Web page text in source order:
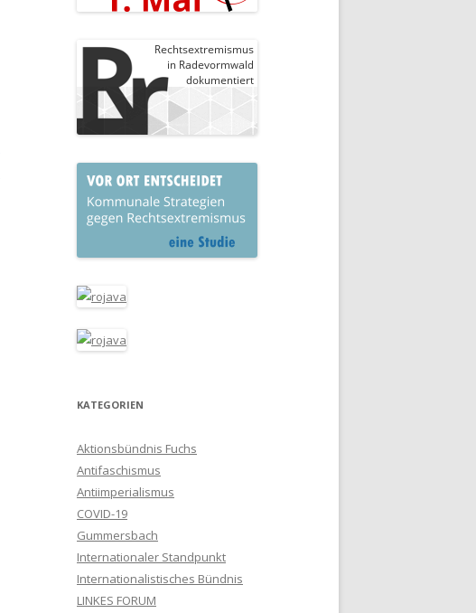
KATEGORIEN
Aktionsbündnis Fuchs
Antifaschismus
Antiimperialismus
COVID-19
Gummersbach
Internationaler Standpunkt
Internationalistisches Bündnis
LINKES FORUM